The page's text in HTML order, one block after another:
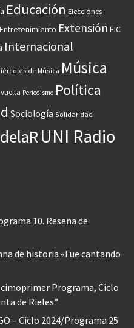
Educación Elecciones
Entretenimiento Extensión FIC
Internacional
de Música Música
Periodismo Política
Sociología Solidaridad
UNI Radio
10. Reseña de
de historia «Fue cantando
Programa, Ciclo
de Rieles”
– Ciclo 2024/Programa 25